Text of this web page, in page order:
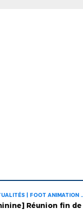
| FOOT ANIMATION |
Réunion fin de